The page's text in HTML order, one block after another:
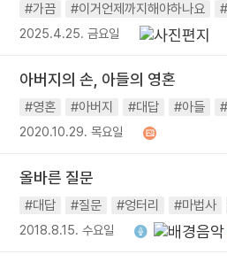
#가끔
#이거언제까지해야하나요
2025.4.25. 금요일
아버지의 손, 아들의 영혼
#영혼 #아버지 #대답 #아들
2020.10.29. 목요일
올바른 질문
#대답 #질문 #엉터리 #마법사
2018.8.15. 수요일